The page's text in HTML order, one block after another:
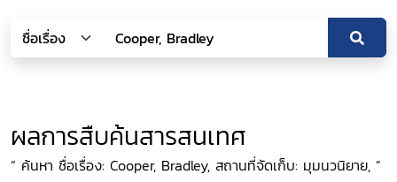
ผลการสืบค้นสารสนเทศ
“ ค้นหา ชื่อเรื่อง: Cooper, Bradley, สถานที่จัดเก็บ: มุมนวนิยาย, ”